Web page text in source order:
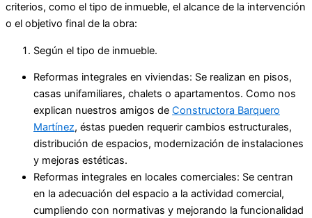
criterios, como el tipo de inmueble, el alcance de la intervención
o el objetivo final de la obra:
Según el tipo de inmueble.
Reformas integrales en viviendas: Se realizan en pisos,
casas unifamiliares, chalets o apartamentos. Como nos
explican nuestros amigos de Constructora Barquero
Martínez, éstas pueden requerir cambios estructurales,
distribución de espacios, modernización de instalaciones
y mejoras estéticas.
Reformas integrales en locales comerciales: Se centran
en la adecuación del espacio a la actividad comercial,
cumpliendo con normativas y mejorando la funcionalidad